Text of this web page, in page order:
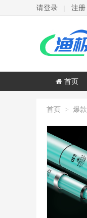
请登录 | 注册
首页
首页 > 爆款